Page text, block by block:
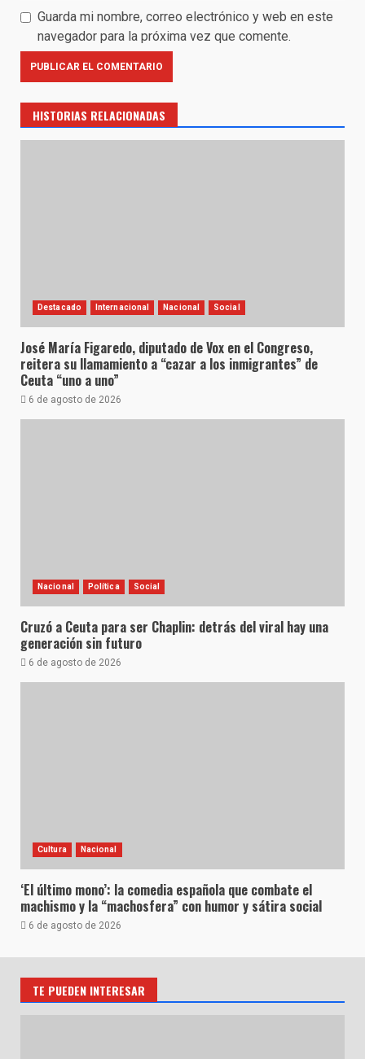
Guarda mi nombre, correo electrónico y web en este
navegador para la próxima vez que comente.
HISTORIAS RELACIONADAS
Destacado Internacional Nacional Social
José María Figaredo, diputado de Vox en el Congreso,
reitera su llamamiento a “cazar a los inmigrantes” de
Ceuta “uno a uno”
6 de agosto de 2026
Nacional Política Social
Cruzó a Ceuta para ser Chaplin: detrás del viral hay una
generación sin futuro
6 de agosto de 2026
Cultura Nacional
‘El último mono’: la comedia española que combate el
machismo y la “machosfera” con humor y sátira social
6 de agosto de 2026
TE PUEDEN INTERESAR